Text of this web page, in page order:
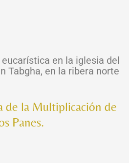
en la iglesia del
Tabgha, en la ribera norte
de la Multiplicación de
Panes.